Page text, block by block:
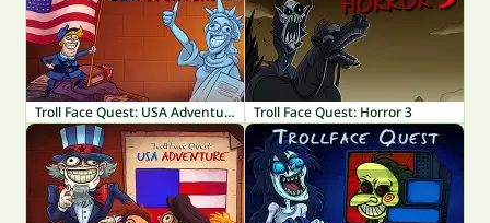
Troll Face Quest: USA Adventure 2 Troll Face Quest: Horror 3